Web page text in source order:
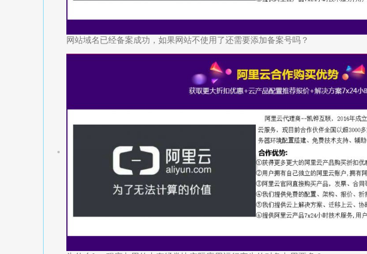
网站域名已经备案成功，如果网站不使用了还需要添加备案号吗？